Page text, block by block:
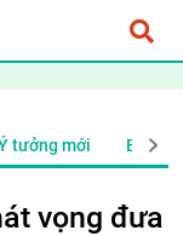
trường xanh
vọng đưa